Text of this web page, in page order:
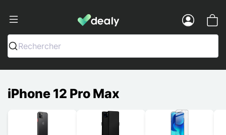
Dealy - Hüllen und Zubehör für
Rechercher
iPhone 12 Pro Max